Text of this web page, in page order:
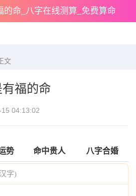
的命_八字在线测算_免费算命
文
福的命
04:13:02
势 命中贵人 八字合婚